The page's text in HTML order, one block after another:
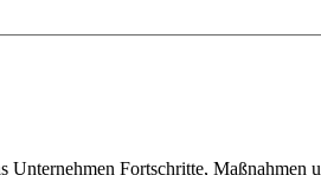
Fortschritte,